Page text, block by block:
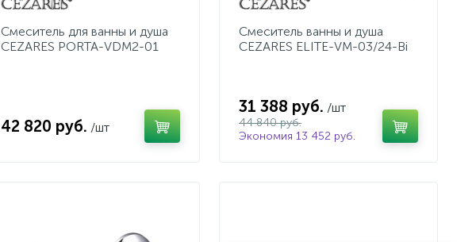
Смеситель для ванны и душа
CEZARES PORTA-VDM2-01
42 820 руб. /шт
Смеситель ванны и душа
CEZARES ELITE-VM-03/24-Bi
31 388 руб. /шт
44 840 руб.
Экономия 13 452 руб.